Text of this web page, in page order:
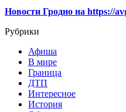
Новости Гродно на https://
Рубрики
Афиша
В мире
Граница
ДТП
Интересное
История